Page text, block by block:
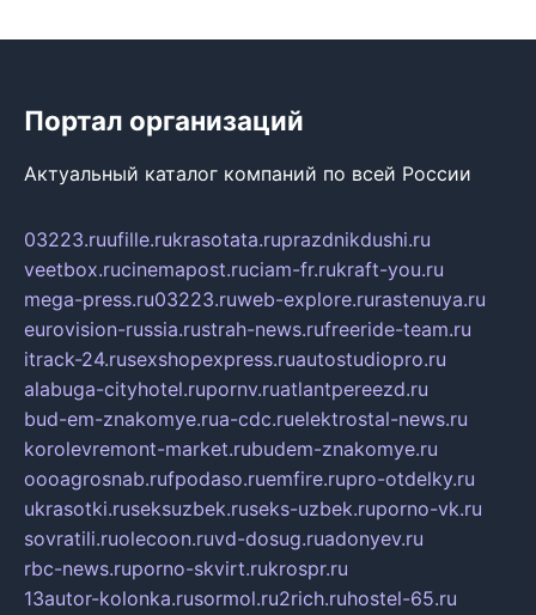
Портал организаций
Актуальный каталог компаний по всей России
03223.ruufille.rukrasotata.ruprazdnikdushi.ru
veetbox.rucinemapost.ruciam-fr.rukraft-you.ru
mega-press.ru03223.ruweb-explore.rurastenuya.ru
eurovision-russia.rustrah-news.rufreeride-team.ru
itrack-24.rusexshopexpress.ruautostudiopro.ru
alabuga-cityhotel.rupornv.ruatlantpereezd.ru
bud-em-znakomye.rua-cdc.ruelektrostal-news.ru
korolevremont-market.rubudem-znakomye.ru
oooagrosnab.rufpodaso.ruemfire.rupro-otdelky.ru
ukrasotki.ruseksuzbek.ruseks-uzbek.ruporno-vk.ru
sovratili.ruolecoon.ruvd-dosug.ruadonyev.ru
rbc-news.ruporno-skvirt.rukrospr.ru
13autor-kolonka.rusormol.ru2rich.ruhostel-65.ru